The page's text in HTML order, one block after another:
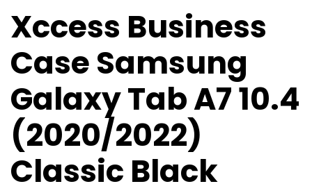
Xccess Business
Case Samsung
Galaxy Tab A7 10.4
(2020/2022)
Classic Black